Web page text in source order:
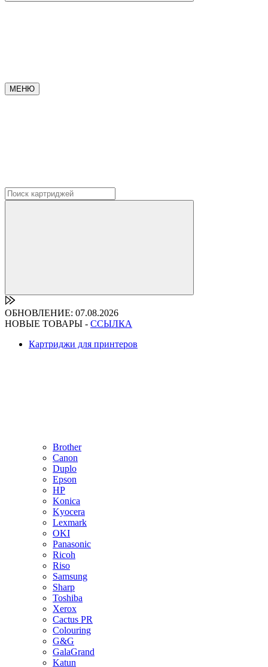
МЕНЮ
ОБНОВЛЕНИЕ: 07.08.2026
НОВЫЕ ТОВАРЫ - ССЫЛКА
Картриджи для принтеров
Brother
Canon
Duplo
Epson
HP
Konica
Kyocera
Lexmark
OKI
Panasonic
Ricoh
Riso
Samsung
Sharp
Toshiba
Xerox
Cactus PR
Colouring
G&G
GalaGrand
Katun